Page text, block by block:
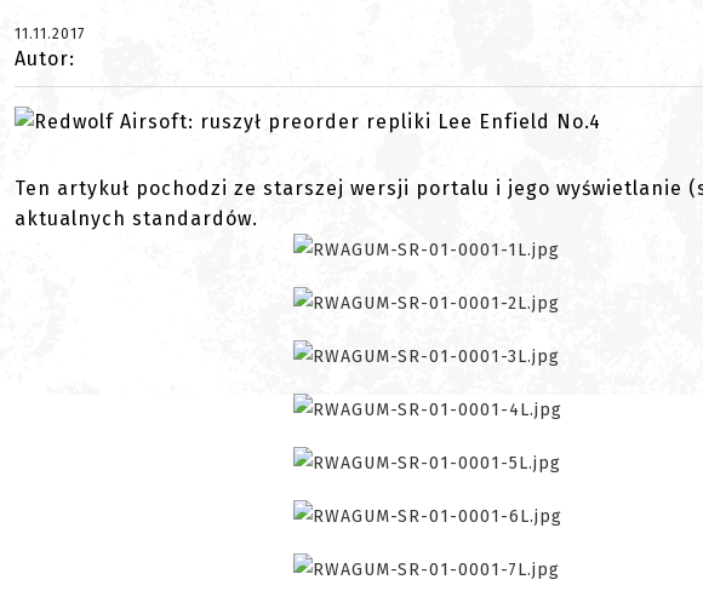
11.11.2017
Autor:
Ten artykuł pochodzi ze starszej wersji portalu i jego wyświetlanie
aktualnych standardów.